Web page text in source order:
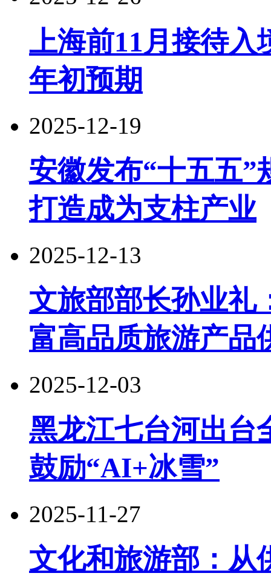
上海前11月接待入
年初预期
2025-12-19
安徽发布“十五五”
打造成为支柱产业
2025-12-13
文旅部部长孙业礼
富高品质旅游产品
2025-12-03
黑龙江七台河出台
鼓励“AI+冰雪”
2025-11-27
文化和旅游部：从